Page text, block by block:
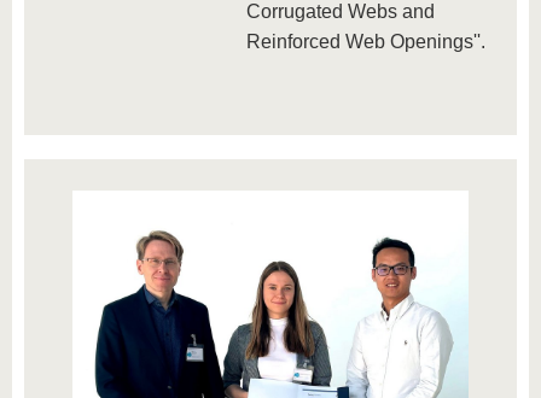
Corrugated Webs and
Reinforced Web Openings''.